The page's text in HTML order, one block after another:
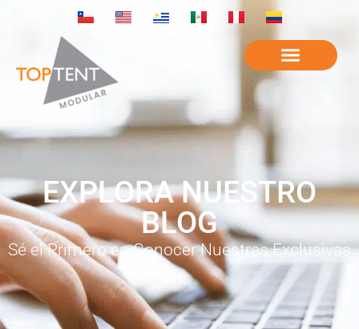
EXPLORA NUESTRO
BLOG
Sé el Primero en Conocer Nuestras Exclusivas